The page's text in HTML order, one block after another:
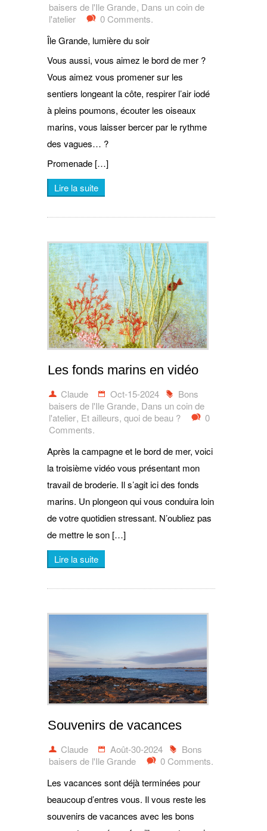
baisers de l'Ile Grande, Dans un coin de
l'atelier
0 Comments.
Île Grande, lumière du soir
Vous aussi, vous aimez le bord de mer ?
Vous aimez vous promener sur les
sentiers longeant la côte, respirer l’air iodé
à pleins poumons, écouter les oiseaux
marins, vous laisser bercer par le rythme
des vagues… ?
Promenade […]
Lire la suite
Les fonds marins en vidéo
Claude Oct-15-2024
Bons
baisers de l'Ile Grande, Dans un coin de
l'atelier, Et ailleurs, quoi de beau ?
0
Comments.
Après la campagne et le bord de mer, voici
la troisième vidéo vous présentant mon
travail de broderie. Il s’agit ici des fonds
marins. Un plongeon qui vous conduira loin
de votre quotidien stressant. N’oubliez pas
de mettre le son […]
Lire la suite
Souvenirs de vacances
Claude Août-30-2024
Bons
baisers de l'Ile Grande
0 Comments.
Les vacances sont déjà terminées pour
beaucoup d’entres vous. Il vous reste les
souvenirs de vacances avec les bons